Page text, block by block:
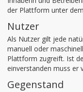
der Plattform unter
Nutzer
Als Nutzer gilt jede
manuell oder
Plattform zugreift. Ist
einverstanden muss er
Gegenstand